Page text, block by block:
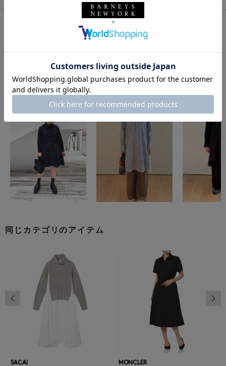
このアイテムを使用したスタイリング
同じカテゴリのアイテム
SACAI MONCLER
前の画像